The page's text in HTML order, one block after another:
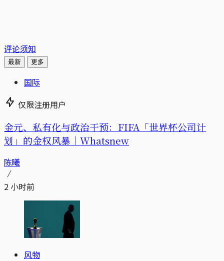
评论须知
最新 更多
国际
仅限注册用户
金元、私有化与政治干预：FIFA「世界杯公司计
划」的金权风暴｜Whatsnew
陈曦
2 小时前
风物